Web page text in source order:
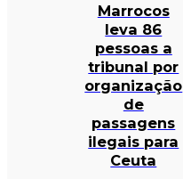
Marrocos
leva 86
pessoas a
tribunal por
organização
de
passagens
ilegais para
Ceuta